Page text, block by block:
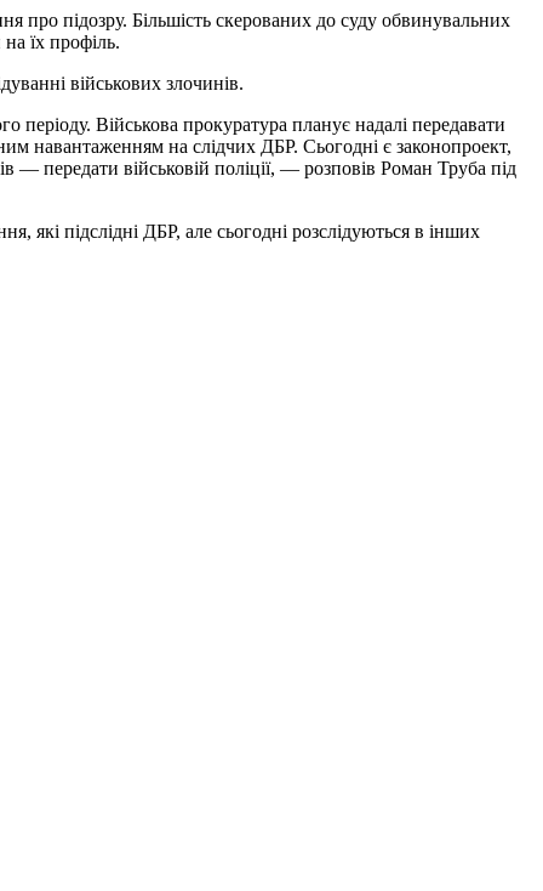
про підозру. Більшість скерованих до суду обвинувальних
їх профіль.
військових злочинів.
Військова прокуратура планує надалі передавати
навантаженням на слідчих ДБР. Сьогодні є законопроект,
передати військовій поліції, — розповів Роман Труба під
які підслідні ДБР, але сьогодні розслідуються в інших